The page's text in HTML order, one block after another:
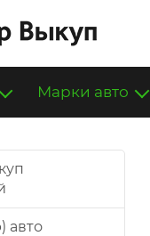
Марки авто
авто